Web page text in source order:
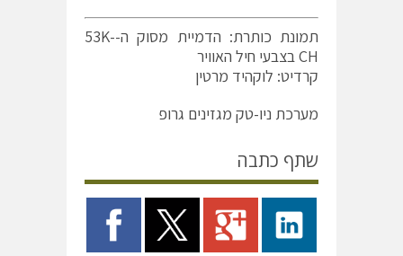
תמונת כותרת: הדמיית מסוק ה-53K-
CH בצבעי חיל האוויר
קרדיט: לוקהיד מרטין
מערכת ניו-טק מגזינים גרופ
שתף כתבה